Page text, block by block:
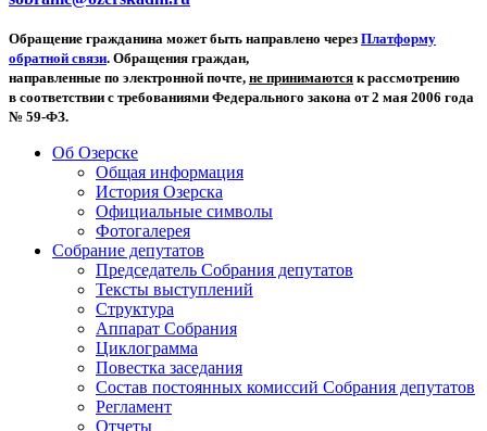
Обращение гражданина может быть направлено через Платформу
обратной связи. Обращения граждан,
направленные по электронной почте, не принимаются к рассмотрению
в соответствии с требованиями Федерального закона от 2 мая 2006 года
№ 59-ФЗ.
Об Озерске
Общая информация
История Озерска
Официальные символы
Фотогалерея
Собрание депутатов
Председатель Собрания депутатов
Тексты выступлений
Структура
Аппарат Собрания
Циклограмма
Повестка заседания
Состав постоянных комиссий Собрания депутатов
Регламент
Отчеты